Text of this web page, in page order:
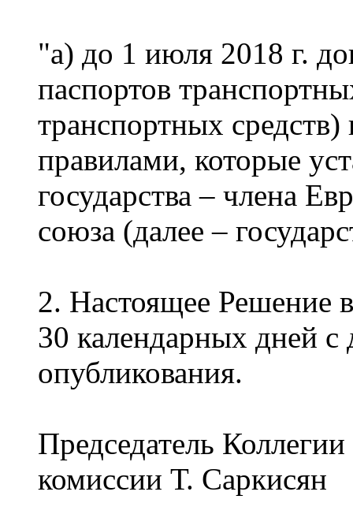
"а) до 1 июля 2018 г.
паспортов
транспортных
правилами, которые
государства – члена
союза (далее –
2. Настоящее Решение
30 календарных дней с
опубликования.
Председатель
комиссии Т. Саркисян